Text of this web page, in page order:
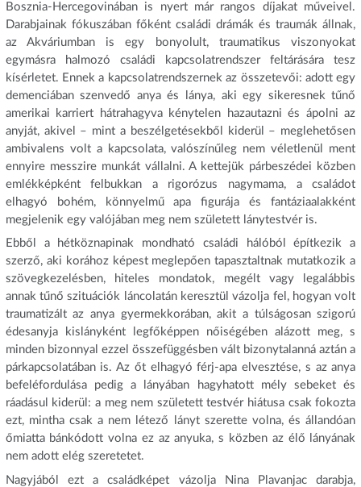
Bosznia-Hercegovinában is nyert már rangos díjakat műveivel.
Darabjainak fókuszában főként családi drámák és traumák állnak,
az Akváriumban is egy bonyolult, traumatikus viszonyokat
egymásra halmozó családi kapcsolatrendszer feltárására tesz
kísérletet. Ennek a kapcsolatrendszernek az összetevői: adott egy
demenciában szenvedő anya és lánya, aki egy sikeresnek tűnő
amerikai karriert hátrahagyva kénytelen hazautazni és ápolni az
anyját, akivel – mint a beszélgetésekből kiderül – meglehetősen
ambivalens volt a kapcsolata, valószínűleg nem véletlenül ment
ennyire messzire munkát vállalni. A kettejük párbeszédei közben
emlékképként felbukkan a rigorózus nagymama, a családot
elhagyó bohém, könnyelmű apa figurája és fantáziaalakként
megjelenik egy valójában meg nem született lánytestvér is.
Ebből a hétköznapinak mondható családi hálóból építkezik a
szerző, aki korához képest meglepően tapasztaltnak mutatkozik a
szövegkezelésben, hiteles mondatok, megélt vagy legalábbis
annak tűnő szituációk láncolatán keresztül vázolja fel, hogyan volt
traumatizált az anya gyermekkorában, akit a túlságosan szigorú
édesanyja kislányként legfőképpen nőiségében alázott meg, s
minden bizonnyal ezzel összefüggésben vált bizonytalanná aztán a
párkapcsolatában is. Az őt elhagyó férj-apa elvesztése, s az anya
befeléfordulása pedig a lányában hagyhatott mély sebeket és
ráadásul kiderül: a meg nem született testvér hiátusa csak fokozta
ezt, mintha csak a nem létező lányt szerette volna, és állandóan
őmiatta bánkódott volna ez az anyuka, s közben az élő lányának
nem adott elég szeretetet.
Nagyjából ezt a családképet vázolja Nina Plavanjac darabja,